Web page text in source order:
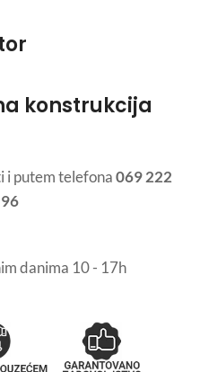
konstrukcija
i putem telefona069 222
danima 10 - 17h